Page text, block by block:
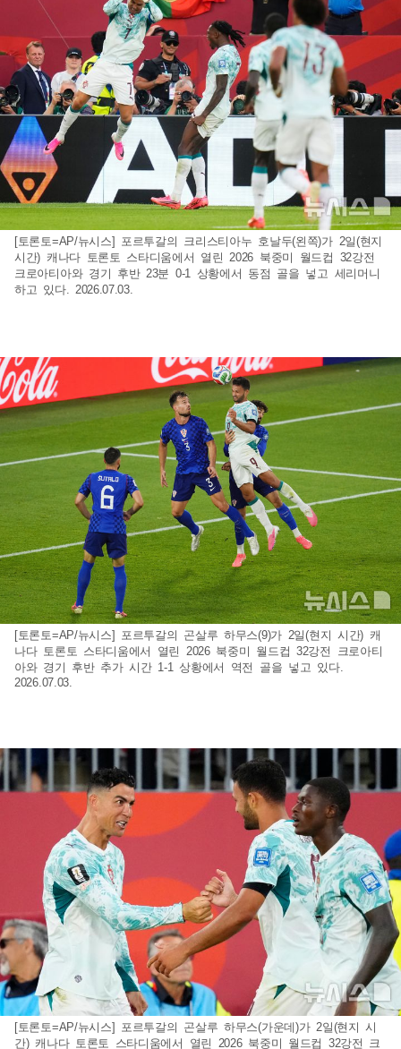
[토론토=AP/뉴시스] 포르투갈의 크리스티아누 호날두(왼쪽)가 2일(현지
시간) 캐나다 토론토 스타디움에서 열린 2026 북중미 월드컵 32강전
크로아티아와 경기 후반 23분 0-1 상황에서 동점 골을 넣고 세리머니
하고 있다. 2026.07.03.
[토론토=AP/뉴시스] 포르투갈의 곤살루 하무스(9)가 2일(현지 시간) 캐
나다 토론토 스타디움에서 열린 2026 북중미 월드컵 32강전 크로아티
아와 경기 후반 추가 시간 1-1 상황에서 역전 골을 넣고 있다.
2026.07.03.
[토론토=AP/뉴시스] 포르투갈의 곤살루 하무스(가운데)가 2일(현지 시
간) 캐나다 토론토 스타디움에서 열린 2026 북중미 월드컵 32강전 크